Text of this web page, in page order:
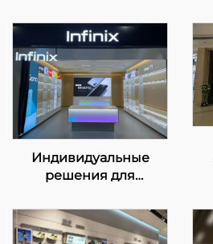
Индивидуальные
решения для
магазинах сети Infinix